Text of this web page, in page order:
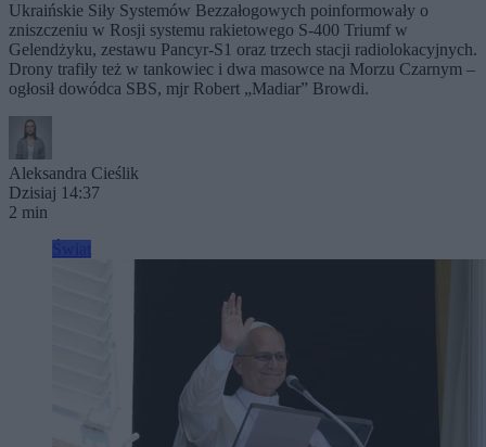
Ukraińskie Siły Systemów Bezzałogowych poinformowały o
zniszczeniu w Rosji systemu rakietowego S-400 Triumf w
Gelendżyku, zestawu Pancyr-S1 oraz trzech stacji radiolokacyjnych.
Drony trafiły też w tankowiec i dwa masowce na Morzu Czarnym –
ogłosił dowódca SBS, mjr Robert „Madiar” Browdi.
Aleksandra Cieślik
Dzisiaj 14:37
2 min